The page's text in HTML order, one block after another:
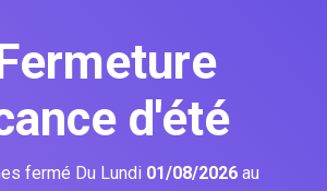
d'été
fermé Du Lundi 01/08/2026 au